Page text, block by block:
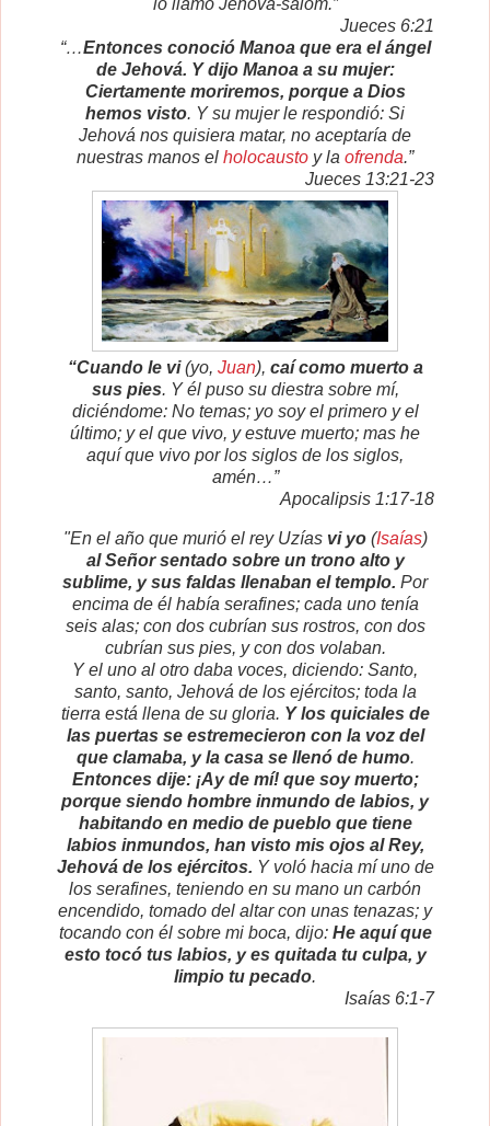
lo llamó Jehová-salom.”
Jueces 6:21
“…Entonces conoció Manoa que era el ángel
de Jehová. Y dijo Manoa a su mujer:
Ciertamente moriremos, porque a Dios
hemos visto. Y su mujer le respondió: Si
Jehová nos quisiera matar, no aceptaría de
nuestras manos el holocausto y la ofrenda.”
Jueces 13:21-23
“Cuando le vi(yo, Juan), caí como muerto a
sus pies. Y él puso su diestra sobre mí,
diciéndome: No temas; yo soy el primero y el
último; y el que vivo, y estuve muerto; mas he
aquí que vivo por los siglos de los siglos,
amén…”
Apocalipsis 1:17-18
"En el año que murió el rey Uzías vi yo(Isaías)
al Señor sentado sobre un trono alto y
sublime, y sus faldas llenaban el templo. Por
encima de él había serafines; cada uno tenía
seis alas; con dos cubrían sus rostros, con dos
cubrían sus pies, y con dos volaban.
Y el uno al otro daba voces, diciendo: Santo,
santo, santo, Jehová de los ejércitos; toda la
tierra está llena de su gloria. Y los quiciales de
las puertas se estremecieron con la voz del
que clamaba, y la casa se llenó de humo.
Entonces dije: ¡Ay de mí! que soy muerto;
porque siendo hombre inmundo de labios, y
habitando en medio de pueblo que tiene
labios inmundos, han visto mis ojos al Rey,
Jehová de los ejércitos. Y voló hacia mí uno de
los serafines, teniendo en su mano un carbón
encendido, tomado del altar con unas tenazas; y
tocando con él sobre mi boca, dijo: He aquí que
esto tocó tus labios, y es quitada tu culpa, y
limpio tu pecado.
Isaías 6:1-7